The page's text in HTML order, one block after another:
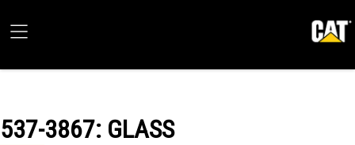
537-3867: GLASS